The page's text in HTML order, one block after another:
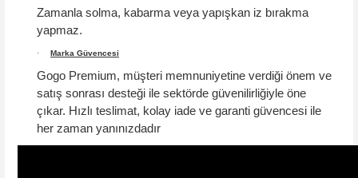
Zamanla solma, kabarma veya yapışkan iz bırakma
yapmaz.
· Marka Güvencesi
Gogo Premium, müşteri memnuniyetine verdiği önem ve
satış sonrası desteği ile sektörde güvenilirliğiyle öne
çıkar. Hızlı teslimat, kolay iade ve garanti güvencesi ile
her zaman yanınızdadır